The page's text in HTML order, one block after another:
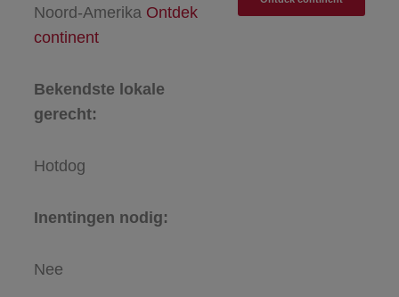
Noord-Amerika Ontdek
continent
Bekendste lokale
gerecht:
Hotdog
Inentingen nodig:
Nee